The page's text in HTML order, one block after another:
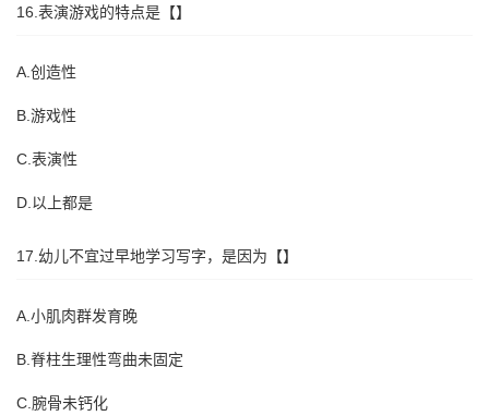
16.表演游戏的特点是【】
A.创造性
B.游戏性
C.表演性
D.以上都是
17.幼儿不宜过早地学习写字，是因为【】
A.小肌肉群发育晚
B.脊柱生理性弯曲未固定
C.腕骨未钙化